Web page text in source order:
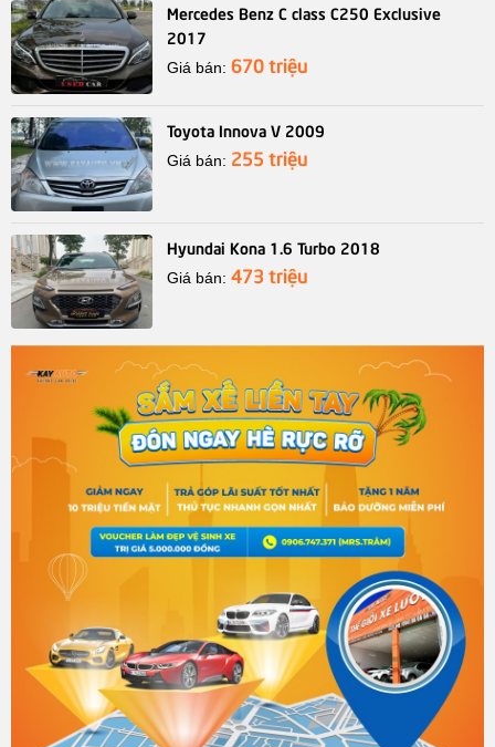
Mercedes Benz C class C250 Exclusive
2017
Giá bán:670 triệu
Toyota Innova V 2009
Giá bán: 255 triệu
Hyundai Kona 1.6 Turbo 2018
Giá bán:473 triệu